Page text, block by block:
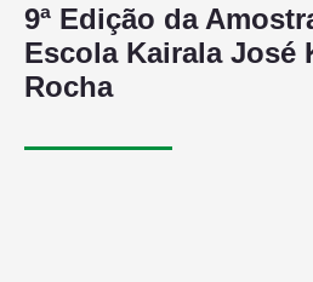
9ª Edição da
Escola Kairala José
Rocha